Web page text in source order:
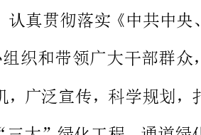
化为重点的造林绿化和以林政资源管理、森林防火、病虫害防治、封
山育林为主的森林资源保护活动，取得了较好成效。完成退耕还林8